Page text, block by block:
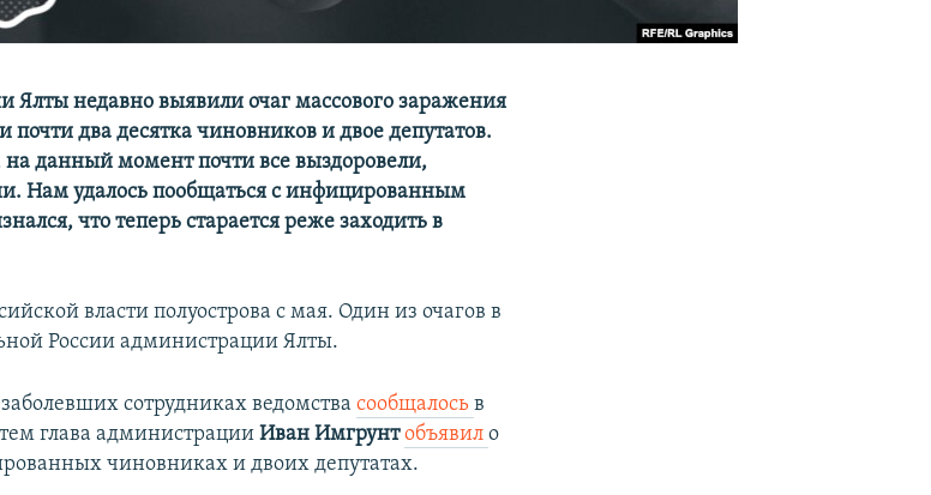
Ялты недавно выявили очаг массового заражения
почти два десятка чиновников и двое депутатов.
данный момент почти все выздоровели,
Нам удалось пообщаться с инфицированным
что теперь старается реже заходить в
власти полуострова с мая. Один из очагов в
России администрации Ялты.
сотрудниках ведомства сообщалось в
глава администрации Иван Имгрунт объявил о
чиновниках и двоих депутатах.